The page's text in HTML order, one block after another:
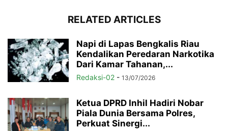
RELATED ARTICLES
Napi di Lapas Bengkalis Riau
Kendalikan Peredaran Narkotika
Dari Kamar Tahanan,...
Redaksi-02 - 13/07/2026
Ketua DPRD Inhil Hadiri Nobar
Piala Dunia Bersama Polres,
Perkuat Sinergi...